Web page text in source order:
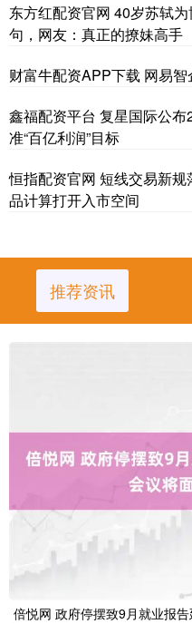
东方红配资官网 40岁苏轼
句，网友：真正的撩妹高手
财富牛配资APP下载 网易
鑫福配资平台 复星国际公布
准“百亿利润”目标
恒指配资官网 短线交易新
品计算打开入市空间
推荐资讯
倍悦网 政府停摆致9月就业报